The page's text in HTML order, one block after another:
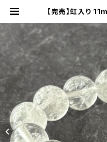
【完売】虹入り